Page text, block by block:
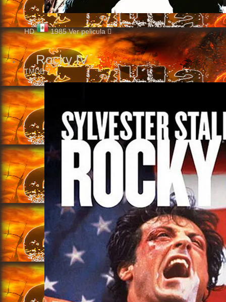
HD 1985 Ver pelicula
Rocky IV
TMDB7